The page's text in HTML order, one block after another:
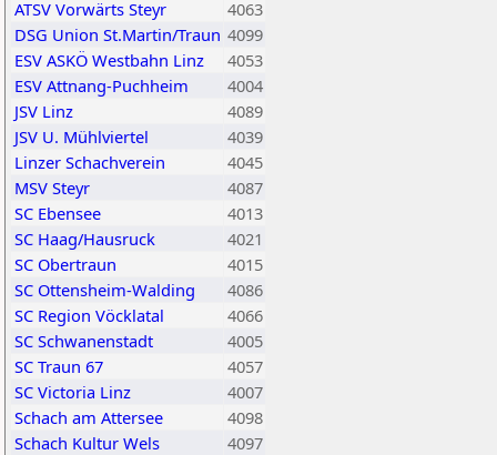
ATSV Vorwärts Steyr
4063
DSG Union St.Martin/Traun 4099
ESV ASKÖ Westbahn Linz
4053
ESV Attnang-Puchheim
4004
JSV Linz
4089
JSV U. Mühlviertel
4039
Linzer Schachverein
4045
MSV Steyr
4087
SC Ebensee
4013
SC Haag/Hausruck
4021
SC Obertraun
4015
SC Ottensheim-Walding
4086
SC Region Vöcklatal
4066
SC Schwanenstadt
4005
SC Traun 67
4057
SC Victoria Linz
4007
Schach am Attersee
4098
Schach Kultur Wels
4097